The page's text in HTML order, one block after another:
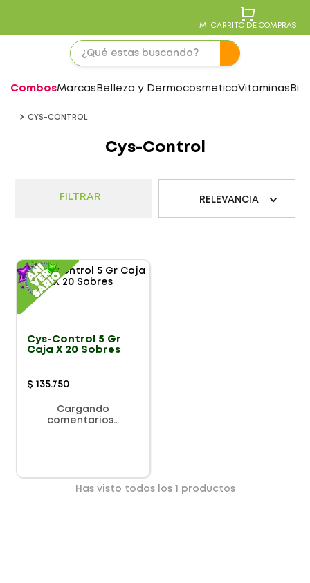
MI CARRITO DE COMPRAS
CombosMarcas Belleza y DermocosmeticaVitaminas
CYS-CONTROL
Cys-Control
FILTRAR RELEVANCIA
Cys-Control 5 Gr
Caja X 20 Sobres
$ 135.750
Cargando
comentarios…
Has visto todos los productos